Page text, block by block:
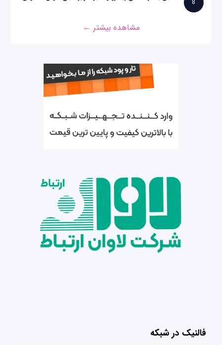
8
مشاهده بیشتر ←
فالنیک در شبکه